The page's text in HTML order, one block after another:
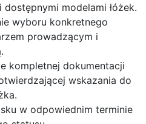
dostępnymi modelami łóżek.
wyboru konkretnego
prowadzącym i
kompletnej dokumentacji
wskazania do
w odpowiednim terminie